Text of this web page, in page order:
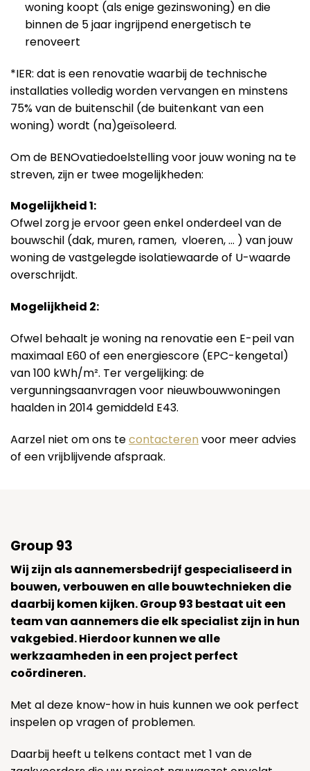
woning koopt (als enige gezinswoning) en die
binnen de 5 jaar ingrijpend energetisch te
renoveert
*IER: dat is een renovatie waarbij de technische
installaties volledig worden vervangen en minstens
75% van de buitenschil (de buitenkant van een
woning) wordt (na)geïsoleerd.
Om de BENOvatiedoelstelling voor jouw woning na te
streven, zijn er twee mogelijkheden:
Mogelijkheid 1:
Ofwel zorg je ervoor geen enkel onderdeel van de
bouwschil (dak, muren, ramen, vloeren, … ) van jouw
woning de vastgelegde isolatiewaarde of U-waarde
overschrijdt.
Mogelijkheid 2:
Ofwel behaalt je woning na renovatie een E-peil van
maximaal E60 of een energiescore (EPC-kengetal)
van 100 kWh/m². Ter vergelijking: de
vergunningsaanvragen voor nieuwbouwwoningen
haalden in 2014 gemiddeld E43.
Aarzel niet om ons tecontacteren voor meer advies
of een vrijblijvende afspraak.
Group 93
Wij zijn als aannemersbedrijf gespecialiseerd in
bouwen, verbouwen en alle bouwtechnieken die
daarbij komen kijken. Group 93 bestaat uit een
team van aannemers die elk specialist zijn in hun
vakgebied. Hierdoor kunnen we alle
werkzaamheden in een project perfect
coördineren.
Met al deze know-how in huis kunnen we ook perfect
inspelen op vragen of problemen.
Daarbij heeft u telkens contact met 1 van de